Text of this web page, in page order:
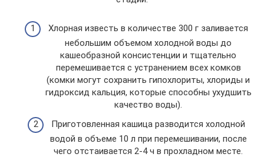
Хлорная известь в количестве 300 г заливается
небольшим объемом холодной воды до
кашеобразной консистенции и тщательно
перемешивается с устранением всех комков
(комки могут сохранить гипохлориты, хлориды и
гидроксид кальция, которые способны ухудшить
качество воды).
Приготовленная кашица разводится холодной
водой в объеме 10 л при перемешивании, после
чего отстаивается 2-4 ч в прохладном месте.